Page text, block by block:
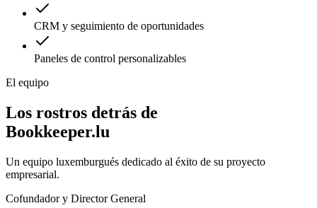
CRM y seguimiento de oportunidades
Paneles de control personalizables
El equipo
Los rostros detrás de
Bookkeeper.lu
Un equipo luxemburgués dedicado al éxito de su proyecto
empresarial.
Cofundador y Director General